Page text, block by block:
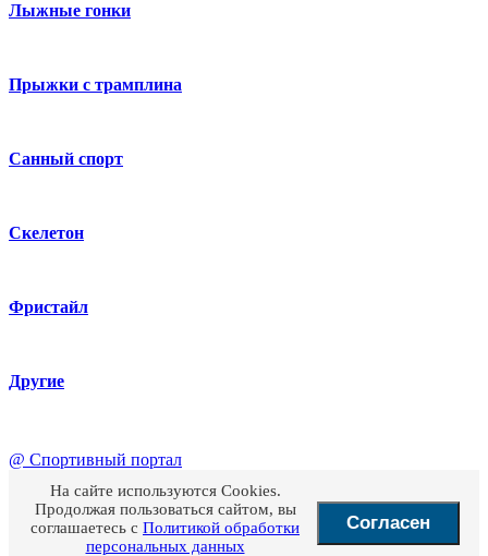
Лыжные гонки
Прыжки с трамплина
Санный спорт
Скелетон
Фристайл
Другие
@ Спортивный портал
На сайте используются Cookies.
Продолжая пользоваться сайтом, вы
соглашаетесь с Политикой обработки
персональных данных
Согласен